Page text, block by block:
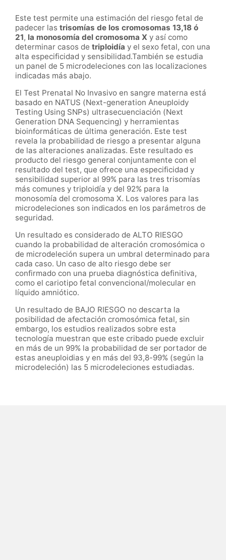
Este test permite una estimación del riesgo fetal de
padecer las trisomías de los cromosomas 13,18 ó
21, la monosomía del cromosoma X y así como
determinar casos de triploidía y el sexo fetal, con una
alta especificidad y sensibilidad.También se estudia
un panel de 5 microdeleciones con las localizaciones
indicadas más abajo.
El Test Prenatal No Invasivo en sangre materna está
basado en NATUS (Next-generation Aneuploidy
Testing Using SNPs) ultrasecuenciación (Next
Generation DNA Sequencing) y herramientas
bioinformáticas de última generación. Este test
revela la probabilidad de riesgo a presentar alguna
de las alteraciones analizadas. Este resultado es
producto del riesgo general conjuntamente con el
resultado del test, que ofrece una especificidad y
sensibilidad superior al 99% para las tres trisomías
más comunes y triploidía y del 92% para la
monosomía del cromosoma X. Los valores para las
microdeleciones son indicados en los parámetros de
seguridad.
Un resultado es considerado de ALTO RIESGO
cuando la probabilidad de alteración cromosómica o
de microdeleción supera un umbral determinado para
cada caso. Un caso de alto riesgo debe ser
confirmado con una prueba diagnóstica definitiva,
como el cariotipo fetal convencional/molecular en
líquido amniótico.
Un resultado de BAJO RIESGO no descarta la
posibilidad de afectación cromosómica fetal, sin
embargo, los estudios realizados sobre esta
tecnología muestran que este cribado puede excluir
en más de un 99% la probabilidad de ser portador de
estas aneuploidias y en más del 93,8-99% (según la
microdeleción) las 5 microdeleciones estudiadas.